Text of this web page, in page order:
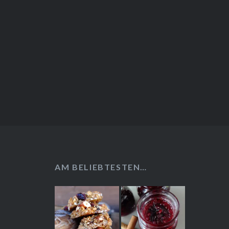
AM BELIEBTESTEN…